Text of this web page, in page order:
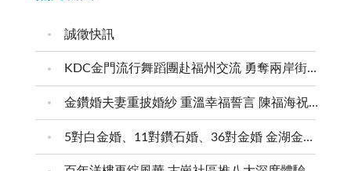
誠徵快訊
KDC金門流行舞蹈團赴福州交流 勇奪兩岸街舞賽三等獎
金鑽婚夫妻重披婚紗 重溫幸福誓言 陳福海祝福牽手半世紀 情深相守成典範
5對白金婚、11對鑽石婚、36對金婚 金湖金沙夫妻共享榮耀時刻 陳福海表揚金鑽婚夫妻 向半世紀相守家庭典範致敬